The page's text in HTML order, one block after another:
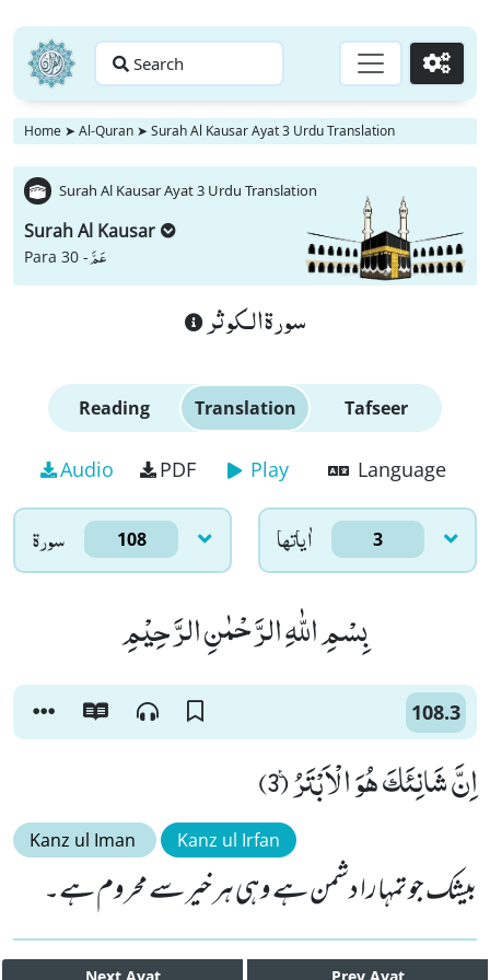
Search Go
Home ➤ Al-Quran ➤ Surah Al Kausar Ayat 3 Urdu Translation
Surah Al Kausar Ayat 3 Urdu Translation
Surah Al Kausar
Para 30 -عَمَّ
سورة الـكوثر
Reading Translation Tafseer
Audio PDF Play Language
سورۃ 108 اٰياتها 3
بِسْمِ اللّٰهِ الرَّحْمٰنِ الرَّحِیْمِ
108.3
اِنَّ شَانِئَكَ هُوَ الْاَبْتَرُ۠ (3)
Kanz ul Iman Kanz ul Irfan
بیشک جو تمہارا دشمن ہے وہی ہر خیر سے محروم ہے۔